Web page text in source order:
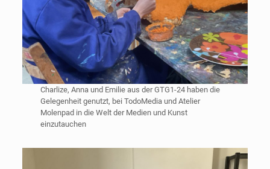
Charlize, Anna und Emilie aus der GTG1-24 haben die
Gelegenheit genutzt, bei TodoMedia und Atelier
Molenpad in die Welt der Medien und Kunst
einzutauchen